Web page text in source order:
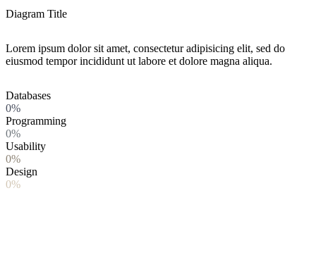
Diagram Title
Lorem ipsum dolor sit amet, consectetur adipisicing elit, sed do
eiusmod tempor incididunt ut labore et dolore magna aliqua.
Databases
0%
Programming
0%
Usability
0%
Design
0%